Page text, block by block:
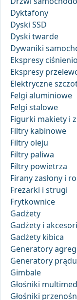
Dyktafony
Dyski SSD
Dyski twarde
Dywaniki
Ekspresy
Ekspresy
Elektryczne
Felgi aluminiowe
Felgi stalowe
Figurki makiety i
Filtry kabinowe
Filtry oleju
Filtry paliwa
Filtry powietrza
Firany zasłony i
Frezarki i strugi
Frytkownice
Gadżety
Gadżety i
Gadżety kibica
Generatory
Generatory prądu
Gimbale
Głośniki
Głośniki